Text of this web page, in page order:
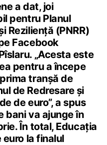
a dat, joi
pentru Planul
Reziliență (PNRR)
Facebook
„Acesta este
pentru a începe
tranșă de
de Redresare și
de euro”, a spus
bani va ajunge în
În total, Educația
la finalul